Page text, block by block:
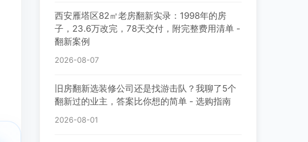
西安雁塔区82㎡老房翻新实录：1998年的房
子，23.6万改完，78天交付，附完整费用清单 -
翻新案例
2026-08-07
旧房翻新选装修公司还是找游击队？我聊了5个
翻新过的业主，答案比你想的简单 - 选购指南
2026-08-01